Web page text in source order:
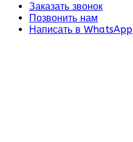
Заказать звонок
Позвонить нам
Написать в WhatsApp